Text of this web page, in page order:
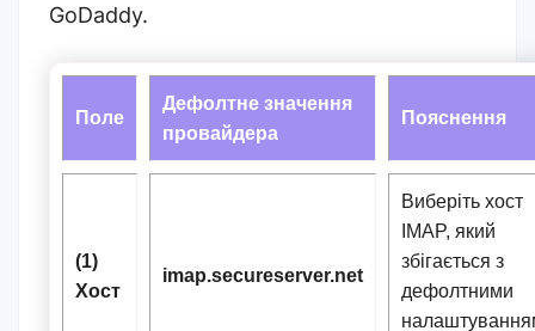
GoDaddy.
Поле
Дефолтне значення
провайдера
Пояснення
(1)
Хост
imap.secureserver.net
Виберіть хост
IMAP, який
збігається з
дефолтними